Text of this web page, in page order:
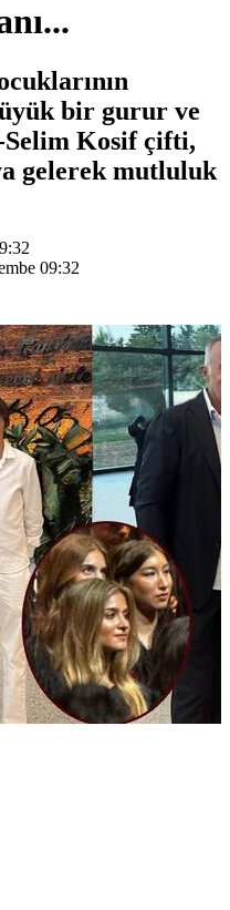
bir gurur ve
Kosif çifti,
gelerek mutluluk
09:32